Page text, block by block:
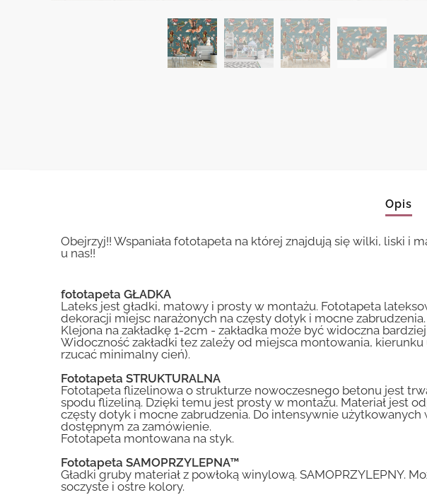
Opis
Obejrzyj!! Wspaniała fototapeta na której znajdują się wilki, liski i
u nas!!
fototapeta GŁADKA
Lateks jest gładki, matowy i prosty w montażu. Fototapeta
dekoracji miejsc narażonych na częsty dotyk i mocne zabrudzenia.
Klejona na zakładkę 1-2cm - zakładka może być widoczna
Widoczność zakładki tez zależy od miejsca montowania,
rzucać minimalny cień).
Fototapeta STRUKTURALNA
Fototapeta flizelinowa o strukturze nowoczesnego betonu jest
spodu flizeliną. Dzięki temu jest prosty w montażu. Materiał jest
częsty dotyk i mocne zabrudzenia. Do intensywnie
dostępnym za zamówienie.
Fototapeta montowana na styk.
Fototapeta SAMOPRZYLEPNA™
Gładki gruby materiał z powłoką winylową. SAMOPRZYLEPNY.
soczyste i ostre kolory.